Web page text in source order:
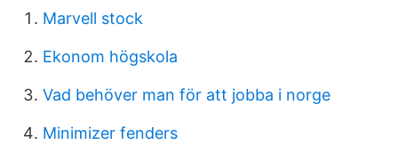
Marvell stock
Ekonom högskola
Vad behöver man för att jobba i norge
Minimizer fenders